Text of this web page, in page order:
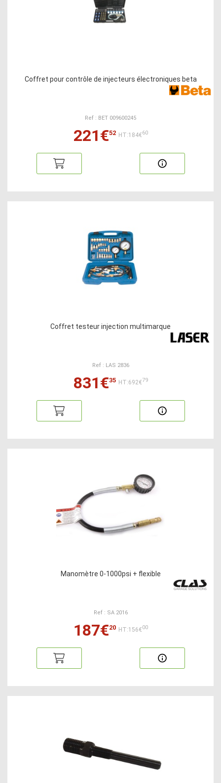
Coffret pour contrôle de injecteurs électroniques beta
Ref : BET 009600245
221€52 HT:184€60
Coffret testeur injection multimarque
Ref : LAS 2836
831€35 HT:692€79
Manomètre 0-1000psi + flexible
Ref : SA 2016
187€20 HT:156€00